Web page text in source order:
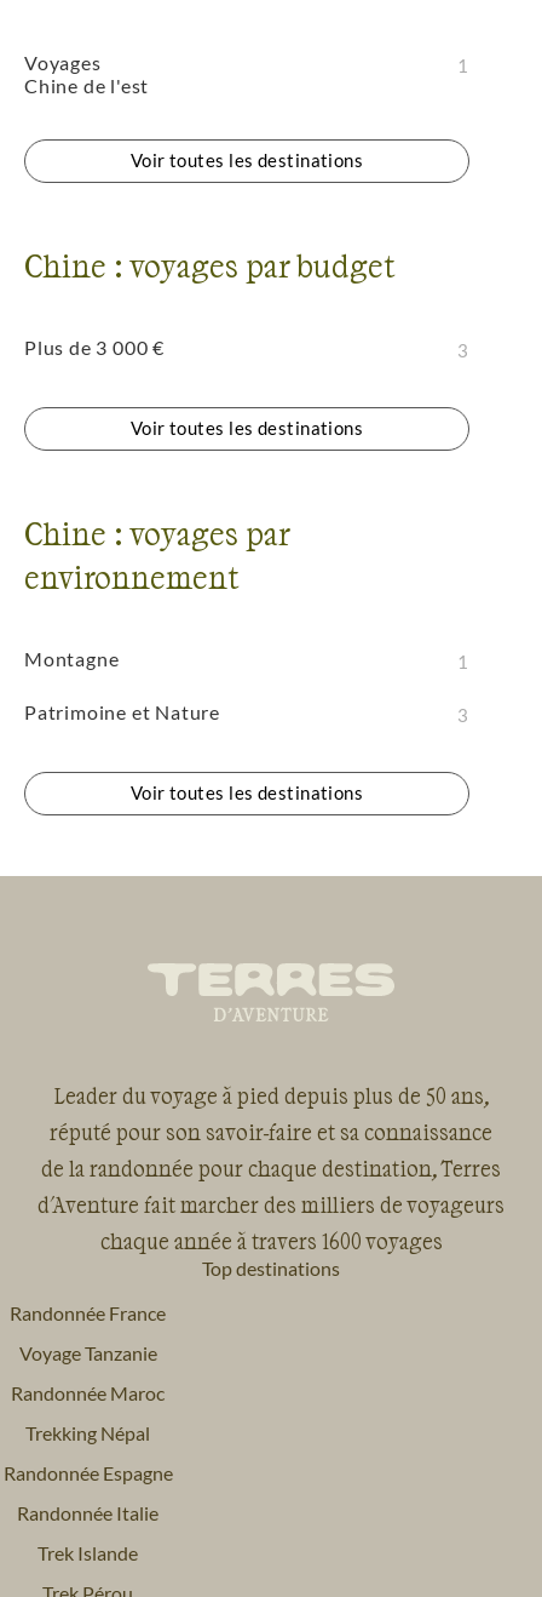
Voyages
Chine de l'est
1
Voir toutes les destinations
Chine : voyages par budget
Plus de 3 000 € 3
Voir toutes les destinations
Chine : voyages par
environnement
Montagne 1
Patrimoine et Nature 3
Voir toutes les destinations
Leader du voyage à pied depuis plus de 50 ans,
réputé pour son savoir-faire et sa connaissance
de la randonnée pour chaque destination, Terres
d'Aventure fait marcher des milliers de voyageurs
chaque année à travers 1600 voyages
Top destinations
Randonnée France
Voyage Tanzanie
Randonnée Maroc
Trekking Népal
Randonnée Espagne
Randonnée Italie
Trek Islande